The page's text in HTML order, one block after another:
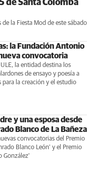
de Santa Colomba
la Fiesta Mod de este sábado
la Fundación Antonio
convocatoria
la entidad destina los
de ensayo y poesía a
la creación y el estudio
y una esposa desde
Blanco de La Bañeza
convocatorias del Premio
Blanco León' y el Premio
González'